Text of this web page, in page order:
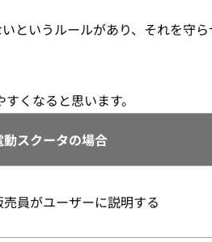
というルールがあり、それを守
くなると思います。
動スクータの場合
売員がユーザーに説明する